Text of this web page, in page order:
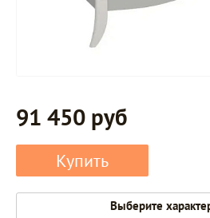
91 450 руб
Купить
Выберите